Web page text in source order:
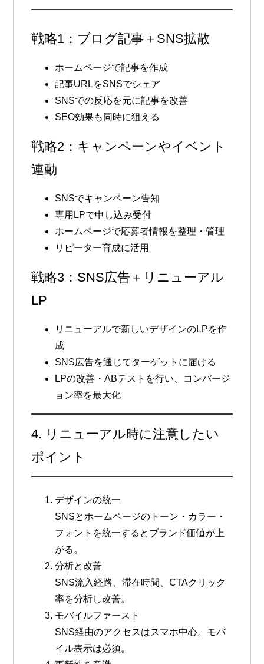
戦略1：ブログ記事＋SNS拡散
ホームページで記事を作成
記事URLをSNSでシェア
SNSでの反応を元に記事を改善
SEO効果も同時に狙える
戦略2：キャンペーンやイベント
連動
SNSでキャンペーン告知
専用LPで申し込み受付
ホームページで応募者情報を整理・管理
リピーター育成に活用
戦略3：SNS広告＋リニューアル
LP
リニューアルで新しいデザインのLPを作
成
SNS広告を通じてターゲットに届ける
LPの改善・ABテストを行い、コンバージ
ョン率を最大化
4. リニューアル時に注意したい
ポイント
デザインの統一
SNSとホームページのトーン・カラー・
フォントを統一するとブランド価値が上
がる。
分析と改善
SNS流入経路、滞在時間、CTAクリック
率を分析し改善。
モバイルファースト
SNS経由のアクセスはスマホ中心。モバ
イル表示は必須。